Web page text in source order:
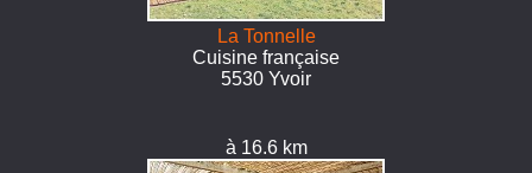
La Tonnelle
Cuisine française
5530 Yvoir
à 16.6 km